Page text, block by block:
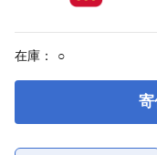
在庫： ○